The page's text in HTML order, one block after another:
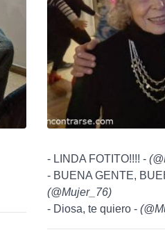
- LINDA FOTITO!!!! - (
- BUENA GENTE,
(@Mujer_76)
- Diosa, te quiero - (